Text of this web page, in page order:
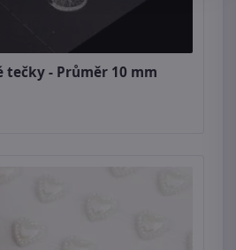
tečky - Průměr 10 mm